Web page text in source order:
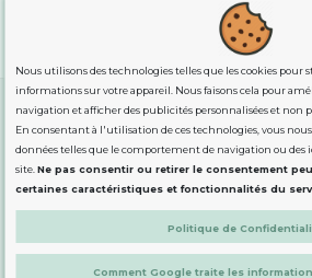
GUIDE DES TAILLES
INFORMATION
Nous utilisons des technologies telles que les cookies pour
informations sur votre appareil. Nous faisons cela pour
navigation et afficher des publicités personnalisées et non
En consentant à l'utilisation de ces technologies, vous
données telles que le comportement de navigation ou
site.Ne pas consentir ou retirer le consentement
certaines caractéristiques et fonctionnalités du
Politique de
Comment Google traite les